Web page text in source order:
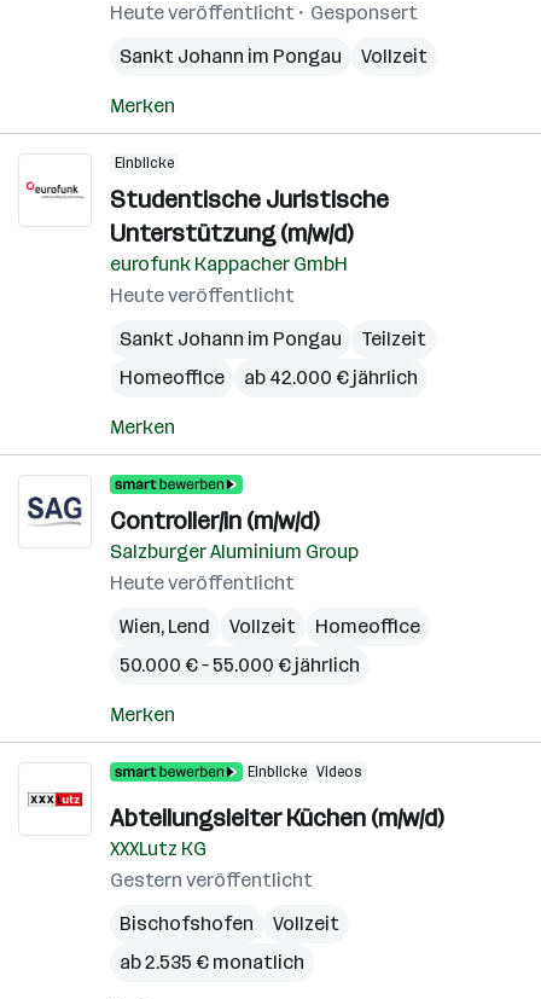
Heute veröffentlicht
Gesponsert
Sankt Johann im Pongau
Vollzeit
Merken
Einblicke
Studentische Juristische
Unterstützung (m/w/d)
eurofunk Kappacher GmbH
Heute veröffentlicht
Sankt Johann im Pongau
Teilzeit
Homeoffice
ab 42.000 € jährlich
Merken
Controller/in (m/w/d)
Salzburger Aluminium Group
Heute veröffentlicht
Wien, Lend Vollzeit
Homeoffice
50.000 € – 55.000 € jährlich
Merken
Einblicke Videos
Abteilungsleiter Küchen (m/w/d)
XXXLutz KG
Gestern veröffentlicht
Bischofshofen
Vollzeit
ab 2.535 € monatlich